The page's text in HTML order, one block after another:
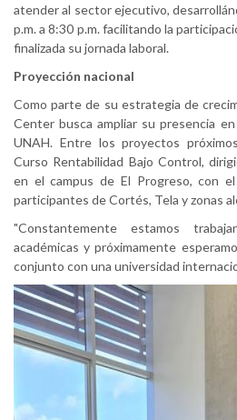
atender al sector ejecutivo,
p.m. a 8:30 p.m. facilitando la
finalizada su jornada laboral.
Proyección nacional
Como parte de su estrategia de
Center busca ampliar su presencia
UNAH. Entre los proyectos
Curso Rentabilidad Bajo Control,
en el campus de El Progreso, con
participantes de Cortés, Tela y zonas
"Constantemente estamos
académicas y próximamente
conjunto con una universidad